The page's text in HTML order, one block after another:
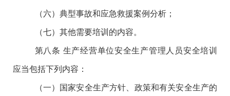
（六）典型事故和应急救援案例分析；
（七）其他需要培训的内容。
第八条 生产经营单位安全生产管理人员安全培训
应当包括下列内容：
（一）国家安全生产方针、政策和有关安全生产的